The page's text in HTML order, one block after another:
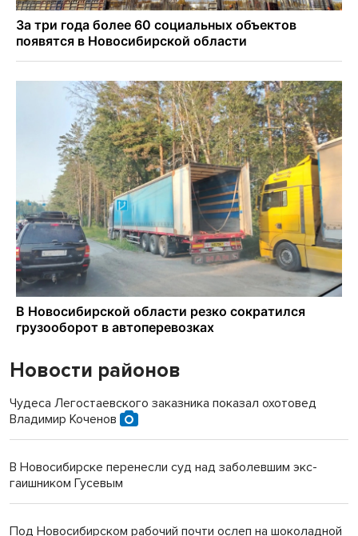
Новости районов
Чудеса Легостаевского заказника показал охотовед
Владимир Коченов
В Новосибирске перенесли суд над заболевшим экс-
гаишником Гусевым
Под Новосибирском рабочий почти ослеп на шоколадной